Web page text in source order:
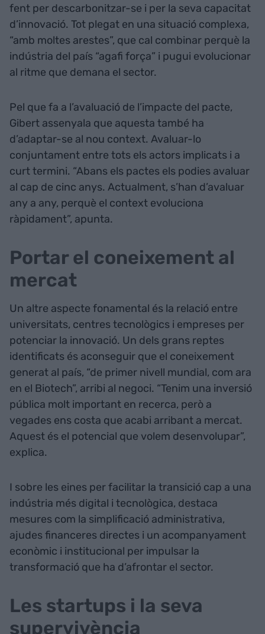
fent per descarbonitzar-se i per la seva capacitat
d’innovació. Tot plegat en una situació complexa,
“amb moltes arestes”, que cal combinar perquè la
indústria del país “agafi força” i pugui evolucionar
al ritme que demana el sector.
Pel que fa a l’avaluació de l’impacte del pacte,
Gibert assenyala que aquesta també ha
d’adaptar-se al nou context. Avaluar-lo
conjuntament entre tots els actors implicats i a
curt termini. “Abans els pactes els podies avaluar
al cap de cinc anys. Actualment, s’han d’avaluar
any a any, perquè el context evoluciona
ràpidament”, apunta.
Portar el coneixement al
mercat
Un altre aspecte fonamental és la relació entre
universitats, centres tecnològics i empreses per
potenciar la innovació. Un dels grans reptes
identificats és aconseguir que el coneixement
generat al país, “de primer nivell mundial, com ara
en el Biotech”, arribi al negoci. “Tenim una inversió
pública molt important en recerca, però a
vegades ens costa que acabi arribant a mercat.
Aquest és el potencial que volem desenvolupar”,
explica.
I sobre les eines per facilitar la transició cap a una
indústria més digital i tecnològica, destaca
mesures com la simplificació administrativa,
ajudes financeres directes i un acompanyament
econòmic i institucional per impulsar la
transformació que ha d’afrontar el sector.
Les startups i la seva
supervivència